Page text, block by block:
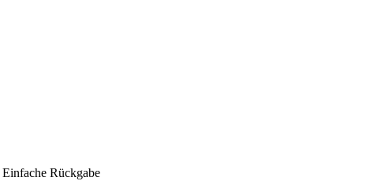
Einfache Rückgabe